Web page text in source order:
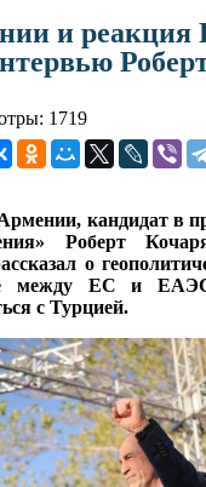
и реакция
1719
кандидат в
Роберт
о
между ЕС и
с Турцией.